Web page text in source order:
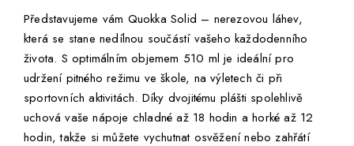
Představujeme vám Quokka Solid – nerezovou láhev,
která se stane nedílnou součástí vašeho každodenního
života. S optimálním objemem 510 ml je ideální pro
udržení pitného režimu ve škole, na výletech či při
sportovních aktivitách. Díky dvojitému plášti spolehlivě
uchová vaše nápoje chladné až 18 hodin a horké až 12
hodin, takže si můžete vychutnat osvěžení nebo zahřátí